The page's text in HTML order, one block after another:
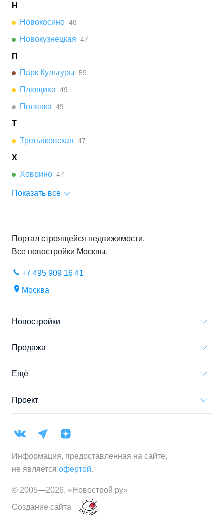
Н
Новокосино 48
Новокузнецкая 47
П
Парк Культуры
59
Плющиха 49
Полянка 49
Т
Третьяковская 47
Х
Ховрино 47
Показать все
Портал строящейся недвижимости.
Все новостройки Москвы.
+7 495 909 16 41
Москва
Новостройки
Продажа
Ещё
Проект
Информация, предоставленная на сайте,
не является офертой.
© 2005—2026, «Новострой.ру»
Создание сайта